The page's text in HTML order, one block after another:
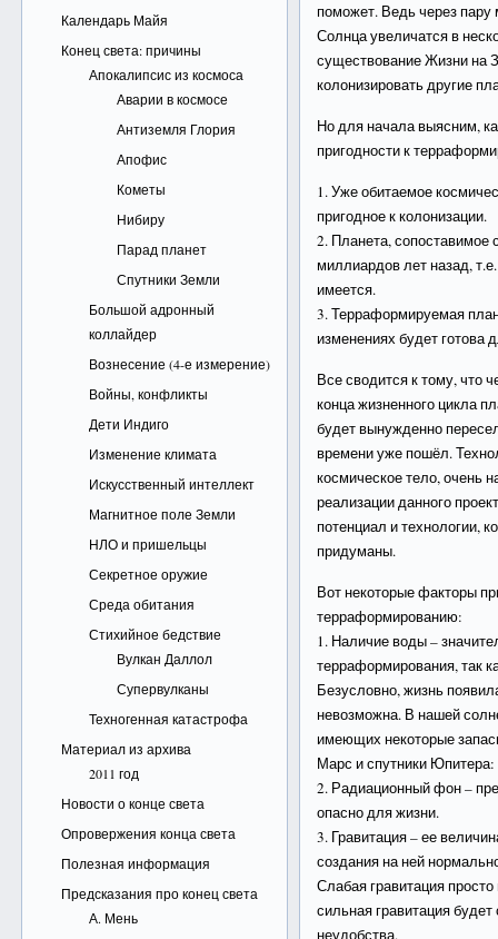
Календарь Майя
Конец света: причины
Апокалипсис из космоса
Аварии в космосе
Антиземля Глория
Апофис
Кометы
Нибиру
Парад планет
Спутники Земли
Большой адронный
коллайдер
Вознесение (4-е измерение)
Войны, конфликты
Дети Индиго
Изменение климата
Искусственный интеллект
Магнитное поле Земли
НЛО и пришельцы
Секретное оружие
Среда обитания
Стихийное бедствие
Вулкан Даллол
Супервулканы
Техногенная катастрофа
Материал из архива
2011 год
Новости о конце света
Опровержения конца света
Полезная информация
Предсказания про конец света
А. Мень
поможет. Ведь через пару
Солнца увеличатся в
существование Жизни на
колонизировать другие
Но для начала выясним,
пригодности к
1. Уже обитаемое
пригодное к колонизации.
2. Планета, сопоставимое
миллиардов лет назад,
имеется.
3. Терраформируемая
изменениях будет готова
Все сводится к тому, что
конца жизненного цикла
будет вынужденно
времени уже пошёл.
космическое тело, очень
реализации данного
потенциал и технологии,
придуманы.
Вот некоторые факторы
терраформированию:
1. Наличие воды –
терраформирования, так
Безусловно, жизнь
невозможна. В нашей
имеющих некоторые
Марс и спутники
2. Радиационный фон –
опасно для жизни.
3. Гравитация – ее
создания на ней
Слабая гравитация
сильная гравитация
неудобства.